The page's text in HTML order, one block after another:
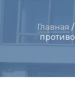
Главная /